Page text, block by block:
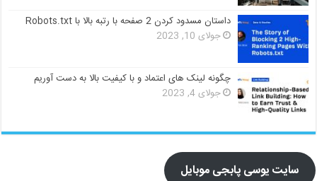
داستان مسدود کردن 2 صفحه با رتبه بالا با Robots.txt
جولای 10, 2023
چگونه لینک های اعتماد و با کیفیت بالا به دست آوریم
جولای 4, 2023
سایت یوسی پابجی موبایل